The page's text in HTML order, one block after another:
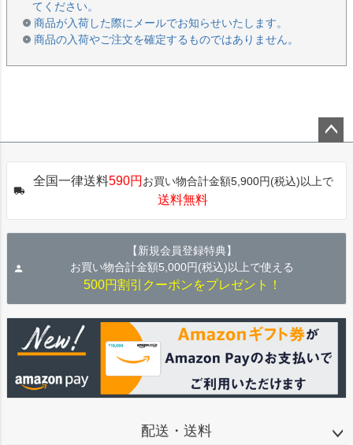
てください。
商品が入荷した際にメールでお知らせいたします。
商品の入荷やご注文を確定するものではありません。
ップ
全国一律送料590円 お買い物合計金額5,900円(税込)以上で
送料無料
【新規会員登録特典】
お買い物合計金額5,000円(税込)以上で使える
500円割引クーポンをプレゼント！
配送・送料